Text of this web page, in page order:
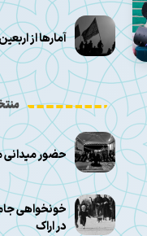
آمارها از اربعین ۱۴۰۵ چه
حضور میدانی
خونخواهی
در اراک